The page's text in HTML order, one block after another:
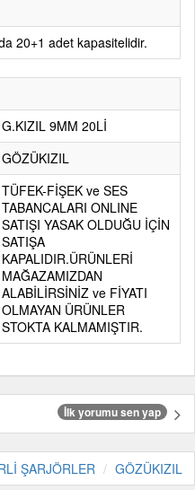
20+1 adet kapasitelidir.
G.KIZIL 9MM 20Lİ
GÖZÜKIZIL
TÜFEK-FİŞEK ve SES
TABANCALARI ONLINE
SATIŞI YASAK OLDUĞU İÇİN
SATIŞA
KAPALIDIR.ÜRÜNLERİ
MAĞAZAMIZDAN
ALABİLİRSİNİZ ve FİYATI
OLMAYAN ÜRÜNLER
STOKTA KALMAMIŞTIR.
İlk yorumu sen yap
ŞARJÖRLER GÖZÜKIZIL